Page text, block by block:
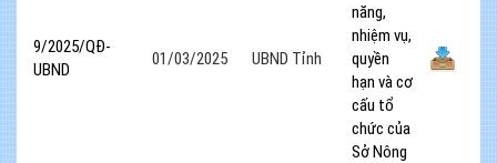
9/2025/QĐ-
UBND
01/03/2025 UBND Tỉnh
năng,
nhiệm vụ,
quyền
hạn và cơ
cấu tổ
chức của
Sở Nông